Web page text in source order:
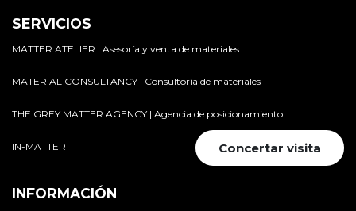
SERVICIOS
MATTER ATELIER | Asesoría y venta de materiales
MATERIAL CONSULTANCY | Consultoría de materiales
THE GREY MATTER AGENCY | Agencia de posicionamiento
IN-MATTER
INFORMACIÓN
Concertar visita